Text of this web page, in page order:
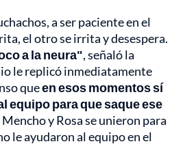
a ser paciente en el
el otro se irrita y desespera.
a la neura", señaló la
le replicó inmediatamente
queen esos momentos sí
equipo para que saque ese
y Rosa se unieron para
le ayudaron al equipo en el